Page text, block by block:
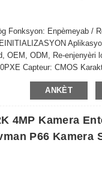
Fonksyon: Enpèmeyab /
OEM, ODM, Re-enjenyèri
Capteur: CMOS
ANKÈT
4MP Kamera
P66 Kamera